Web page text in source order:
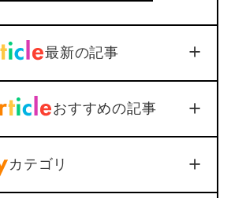
最新の記事
録音を標準機能で活用｜設定
おすすめの記事
カテゴリ